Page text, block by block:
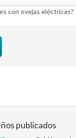
con ovejas eléctricas?
publicados